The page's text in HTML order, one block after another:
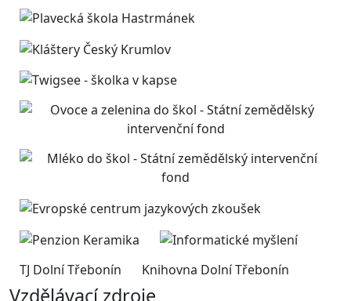
TJ Dolní Třebonín Knihovna Dolní Třebonín
Vzdělávací zdroje